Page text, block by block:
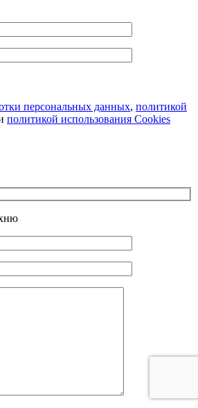
персональных данных, политикой
политикой использования Cookies